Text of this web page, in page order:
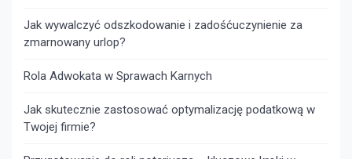
Jak wywalczyć odszkodowanie i zadośćuczynienie za
zmarnowany urlop?
Rola Adwokata w Sprawach Karnych
Jak skutecznie zastosować optymalizację podatkową w
Twojej firmie?